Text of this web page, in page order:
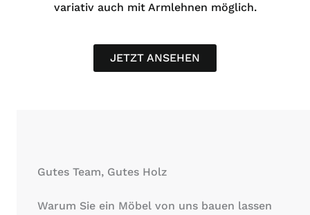
variativ auch mit Armlehnen möglich.
JETZT ANSEHEN
Gutes Team, Gutes Holz
Warum Sie ein Möbel von uns bauen lassen